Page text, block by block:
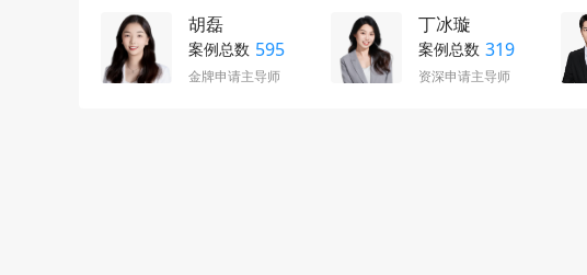
胡磊
案例总数 595
金牌申请主导师
丁冰璇
案例总数 319
资深申请主导师